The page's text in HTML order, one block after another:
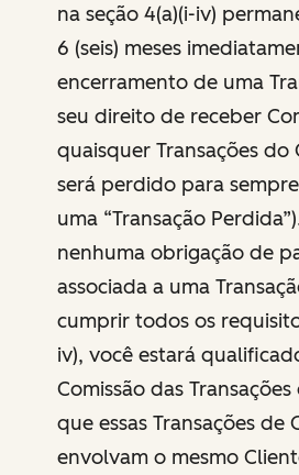
na seção 4(a)(i-iv)
6 (seis) meses
encerramento de uma
seu direito de receber
quaisquer Transações
será perdido para
uma “Transação
nenhuma obrigação de
associada a uma
cumprir todos os
iv), você estará
Comissão das
que essas Transações de
envolvam o mesmo